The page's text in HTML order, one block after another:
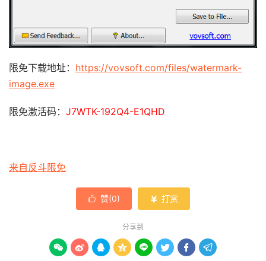
限免下载地址： https://vovsoft.com/files/watermark-
image.exe
限免激活码： J7WTK-192Q4-E1QHD
来自反斗限免
 赞(0)  打赏
分享到
       